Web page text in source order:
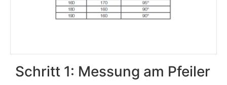
Schritt 1: Messung am Pfeiler